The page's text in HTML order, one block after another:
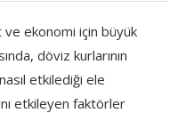
ve ekonomi için büyük
döviz kurlarının
etkilediği ele
etkileyen faktörler